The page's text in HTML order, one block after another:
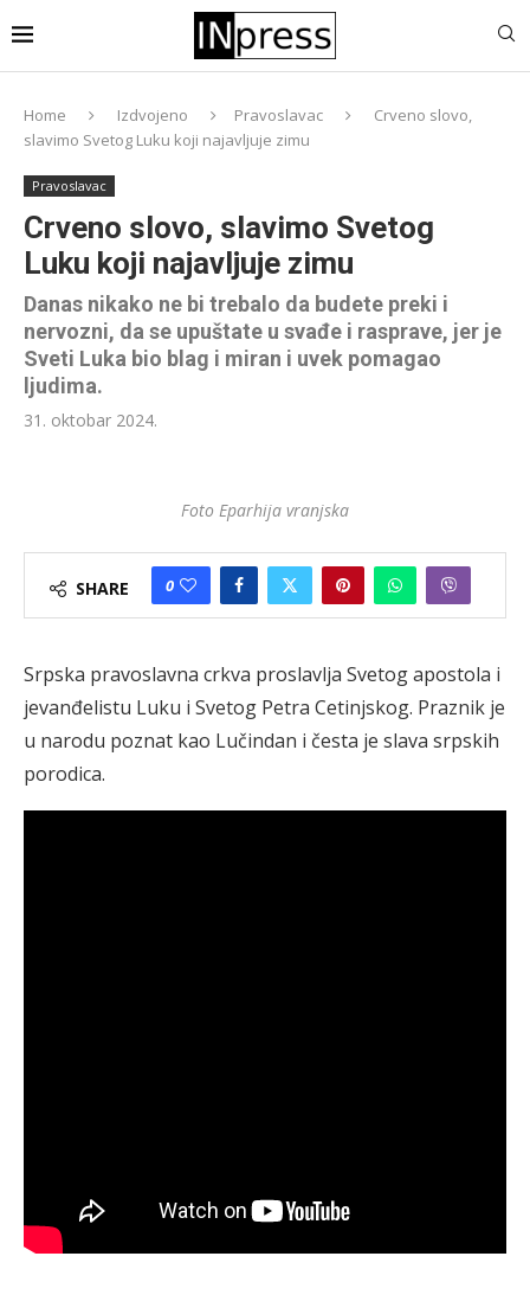
Home Izdvojeno Pravoslavac
Crveno slovo,
slavimo Svetog Luku koji najavljuje zimu
Pravoslavac
Crveno slovo, slavimo Svetog
Luku koji najavljuje zimu
Danas nikako ne bi trebalo da budete preki i
nervozni, da se upuštate u svađe i rasprave, jer je
Sveti Luka bio blag i miran i uvek pomagao
ljudima.
31. oktobar 2024.
Foto Eparhija vranjska
SHARE 0
Srpska pravoslavna crkva proslavlja Svetog apostola i
jevanđelistu Luku i Svetog Petra Cetinjskog. Praznik je
u narodu poznat kao Lučindan i česta je slava srpskih
porodica.